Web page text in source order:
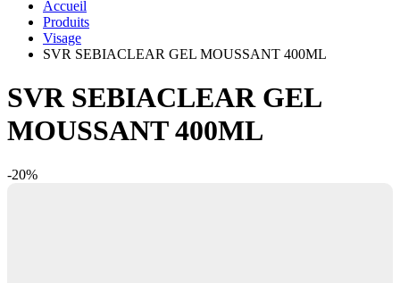
Accueil
Produits
Visage
SVR SEBIACLEAR GEL MOUSSANT 400ML
SVR SEBIACLEAR GEL
MOUSSANT 400ML
-20%